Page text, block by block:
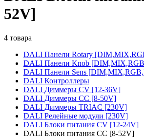
52V]
4 товара
DALI Панели Rotary
DALI Панели Knob
DALI Панели Sens
DALI Контроллеры
DALI Диммеры CV [12-36V]
DALI Диммеры CC [8-50V]
DALI Диммеры TRIAC [230V]
DALI Релейные модули [230V]
DALI Блоки питания CV [12-24V]
DALI Блоки питания CC [8-52V]